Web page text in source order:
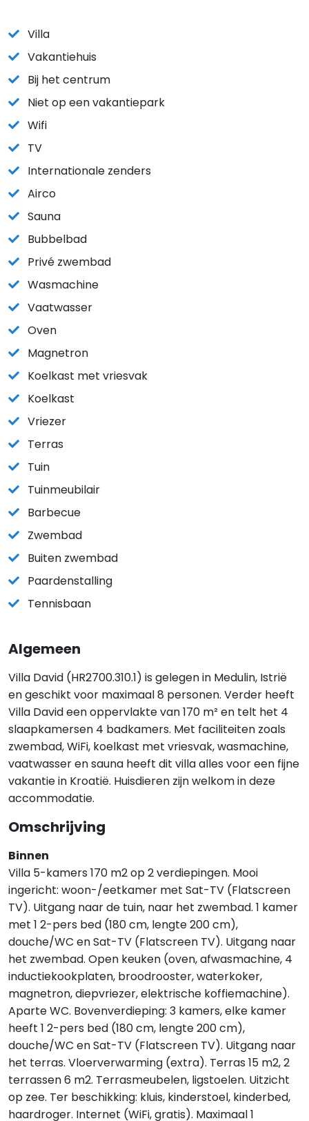
Villa
Vakantiehuis
Bij het centrum
Niet op een vakantiepark
Wifi
TV
Internationale zenders
Airco
Sauna
Bubbelbad
Privé zwembad
Wasmachine
Vaatwasser
Oven
Magnetron
Koelkast met vriesvak
Koelkast
Vriezer
Terras
Tuin
Tuinmeubilair
Barbecue
Zwembad
Buiten zwembad
Paardenstalling
Tennisbaan
Algemeen
Villa David (HR2700.310.1) is gelegen in Medulin, Istrië
en geschikt voor maximaal 8 personen. Verder heeft
Villa David een oppervlakte van 170 m² en telt het 4
slaapkamersen 4 badkamers. Met faciliteiten zoals
zwembad, WiFi, koelkast met vriesvak, wasmachine,
vaatwasser en sauna heeft dit villa alles voor een fijne
vakantie in Kroatië. Huisdieren zijn welkom in deze
accommodatie.
Omschrijving
Binnen
Villa 5-kamers 170 m2 op 2 verdiepingen. Mooi
ingericht: woon-/eetkamer met Sat-TV (Flatscreen
TV). Uitgang naar de tuin, naar het zwembad. 1 kamer
met 1 2-pers bed (180 cm, lengte 200 cm),
douche/WC en Sat-TV (Flatscreen TV). Uitgang naar
het zwembad. Open keuken (oven, afwasmachine, 4
inductiekookplaten, broodrooster, waterkoker,
magnetron, diepvriezer, elektrische koffiemachine).
Aparte WC. Bovenverdieping: 3 kamers, elke kamer
heeft 1 2-pers bed (180 cm, lengte 200 cm),
douche/WC en Sat-TV (Flatscreen TV). Uitgang naar
het terras. Vloerverwarming (extra). Terras 15 m2, 2
terrassen 6 m2. Terrasmeubelen, ligstoelen. Uitzicht
op zee. Ter beschikking: kluis, kinderstoel, kinderbed,
haardroger. Internet (WiFi, gratis). Maximaal 1